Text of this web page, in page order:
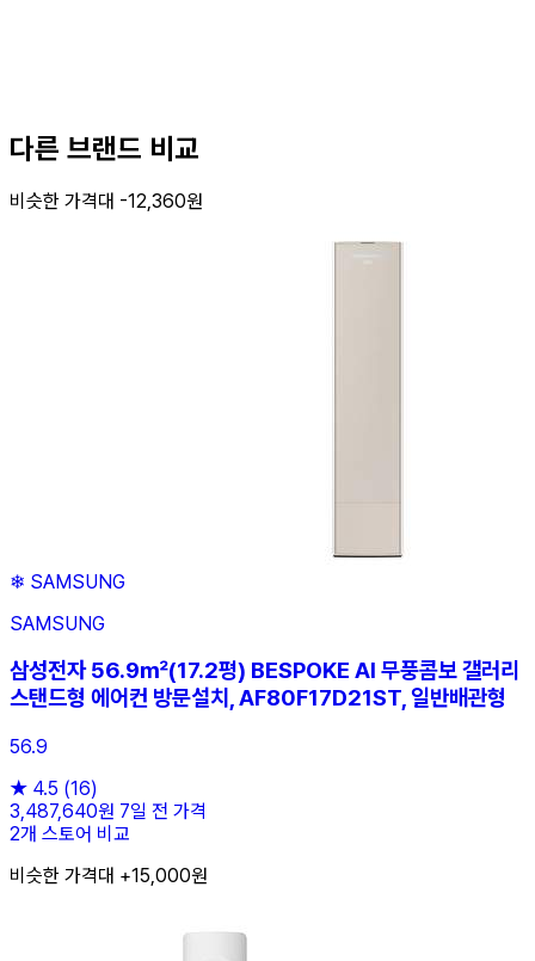
다른 브랜드 비교
비슷한 가격대 -12,360원
❄ SAMSUNG
SAMSUNG
삼성전자 56.9㎡(17.2평) BESPOKE AI 무풍콤보 갤러리
스탠드형 에어컨 방문설치, AF80F17D21ST, 일반배관형
56.9
★ 4.5 (16)
3,487,640원 7일 전 가격
2개 스토어 비교
비슷한 가격대 +15,000원